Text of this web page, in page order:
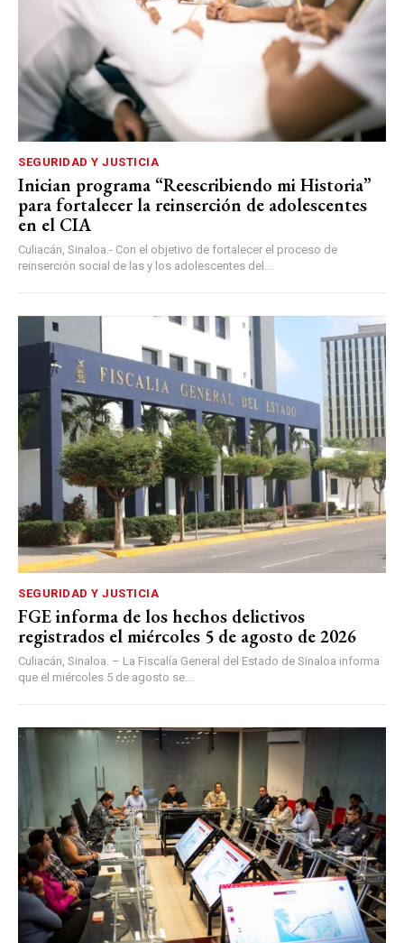
SEGURIDAD Y JUSTICIA
Inician programa “Reescribiendo mi Historia”
para fortalecer la reinserción de adolescentes
en el CIA
Culiacán, Sinaloa.- Con el objetivo de fortalecer el proceso de
reinserción social de las y los adolescentes del...
SEGURIDAD Y JUSTICIA
FGE informa de los hechos delictivos
registrados el miércoles 5 de agosto de 2026
Culiacán, Sinaloa. – La Fiscalía General del Estado de Sinaloa informa
que el miércoles 5 de agosto se...